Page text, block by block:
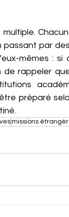
passant par
mêmes : si
de rappeler
préparé
missions